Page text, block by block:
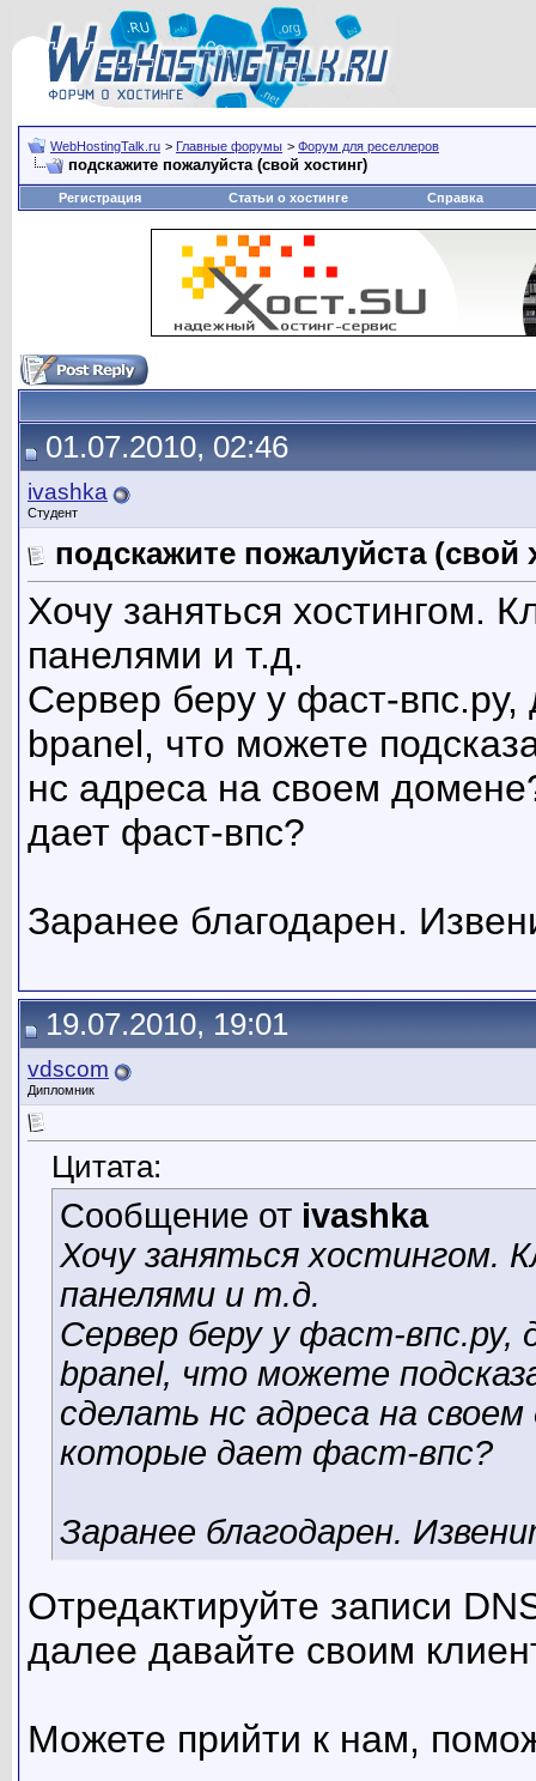
WebHostingTalk.ru > Главные форумы > Форум для реселлеров
подскажите пожалуйста (свой хостинг)
Регистрация Статьи о хостинге Справка
01.07.2010, 02:46
ivashka
Студент
подскажите пожалуйста (свой
Хочу заняться хостингом.
панелями и т.д.
Сервер беру у фаст-
bpanel, что можете
нс адреса на своем
дает фаст-впс?
Заранее благодарен.
19.07.2010, 19:01
vdscom
Дипломник
Цитата:
Сообщение от ivashka
Хочу заняться хостингом.
панелями и т.д.
Сервер беру у фаст-впс.ру,
bpanel, что можете
сделать нс адреса на
которые дает фаст-впс?
Заранее благодарен.
Отредактируйте записи
далее давайте своим
Можете прийти к нам,